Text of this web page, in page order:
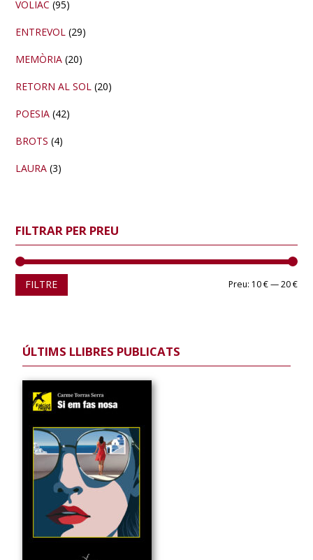
VOLIAC (95)
ENTREVOL (29)
MEMÒRIA (20)
RETORN AL SOL (20)
POESIA (42)
BROTS (4)
LAURA (3)
FILTRAR PER PREU
FILTRE Preu: 10 €—20 €
ÚLTIMS LLIBRES PUBLICATS